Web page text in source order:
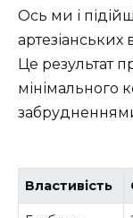
Ось ми і
Це результат
мінімального
Властивість